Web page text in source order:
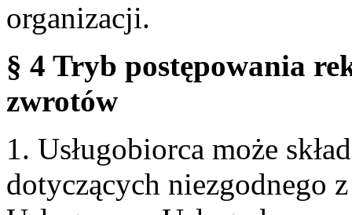
organizacji.
§ 4 Tryb postępowania
zwrotów
1. Usługobiorca może
dotyczących niezgodnego